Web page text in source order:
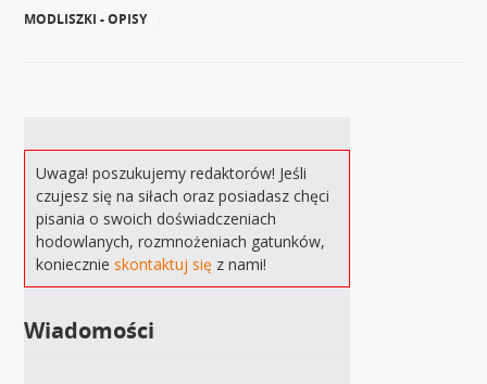
MODLISZKI - OPISY
Uwaga! poszukujemy redaktorów! Jeśli
czujesz się na siłach oraz posiadasz chęci
pisania o swoich doświadczeniach
hodowlanych, rozmnożeniach gatunków,
koniecznieskontaktuj się z nami!
Wiadomości